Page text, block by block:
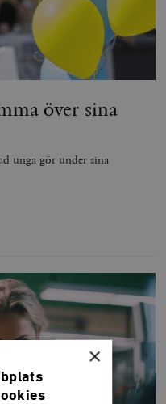
över sina
unga gör under sina
×